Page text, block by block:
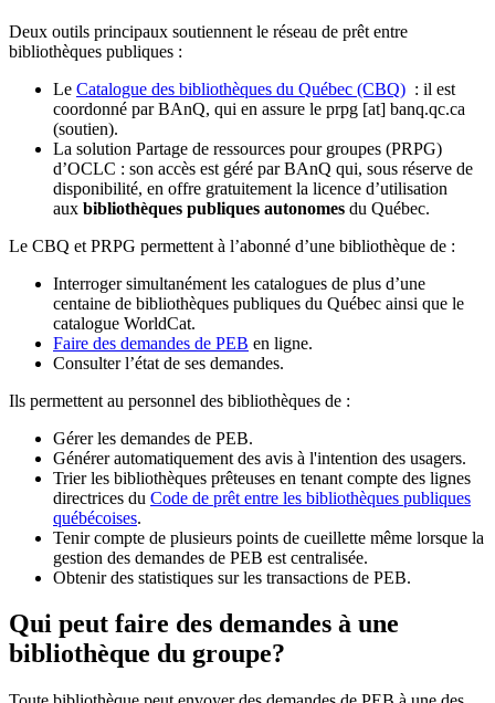
Deux outils principaux soutiennent le réseau de prêt entre
bibliothèques publiques :
Le Catalogue des bibliothèques du Québec (CBQ) : il est
coordonné par BAnQ, qui en assure le prpg [at] banq.qc.ca
(soutien).
La solution Partage de ressources pour groupes (PRPG)
d’OCLC : son accès est géré par BAnQ qui, sous réserve de
disponibilité, en offre gratuitement la licence d’utilisation
aux bibliothèques publiques autonomes du Québec.
Le CBQ et PRPG permettent à l’abonné d’une bibliothèque de :
Interroger simultanément les catalogues de plus d’une
centaine de bibliothèques publiques du Québec ainsi que le
catalogue WorldCat.
Faire des demandes de PEB en ligne.
Consulter l’état de ses demandes.
Ils permettent au personnel des bibliothèques de :
Gérer les demandes de PEB.
Générer automatiquement des avis à l'intention des usagers.
Trier les bibliothèques prêteuses en tenant compte des lignes
directrices du Code de prêt entre les bibliothèques publiques
québécoises.
Tenir compte de plusieurs points de cueillette même lorsque la
gestion des demandes de PEB est centralisée.
Obtenir des statistiques sur les transactions de PEB.
Qui peut faire des demandes à une
bibliothèque du groupe?